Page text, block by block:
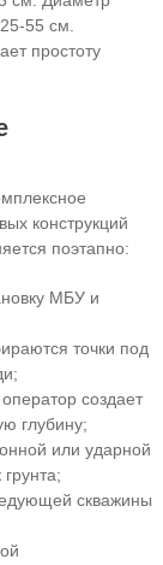
55 см.
простоту
конструкций
поэтапно:
МБУ и
точки под
создает
глубину;
или ударной
скважины